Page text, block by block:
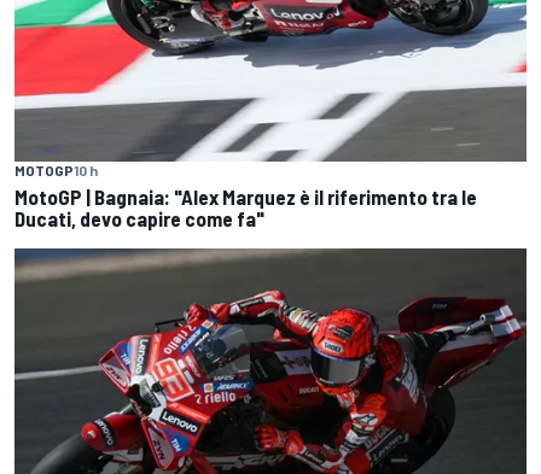
MOTOGP10 h
MotoGP | Bagnaia: "Alex Marquez è il riferimento tra le
Ducati, devo capire come fa"